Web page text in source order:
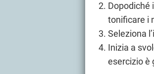
Dopodiché
tonificare i
Seleziona
Inizia a
esercizio è